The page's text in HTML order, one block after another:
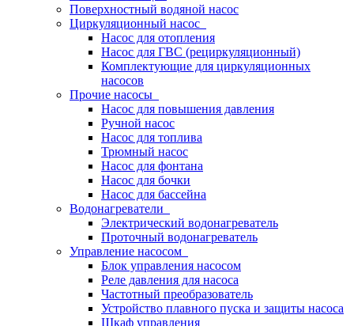
Поверхностный водяной насос
Циркуляционный насос
Насос для отопления
Насос для ГВС (рециркуляционный)
Комплектующие для циркуляционных
насосов
Прочие насосы
Насос для повышения давления
Ручной насос
Насос для топлива
Трюмный насос
Насос для фонтана
Насос для бочки
Насос для бассейна
Водонагреватели
Электрический водонагреватель
Проточный водонагреватель
Управление насосом
Блок управления насосом
Реле давления для насоса
Частотный преобразователь
Устройство плавного пуска и защиты насоса
Шкаф управления